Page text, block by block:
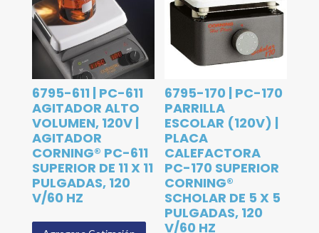
6795-611 | PC-611
AGITADOR ALTO
VOLUMEN, 120V |
AGITADOR
CORNING® PC-611
SUPERIOR DE 11 X 11
PULGADAS, 120
V/60 HZ
6795-170 | PC-170
PARRILLA
ESCOLAR (120V) |
PLACA
CALEFACTORA
PC-170 SUPERIOR
CORNING®
SCHOLAR DE 5 X 5
PULGADAS, 120
V/60 HZ